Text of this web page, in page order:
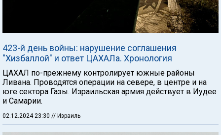
423-й день войны: нарушение соглашения
"Хизбаллой" и ответ ЦАХАЛа. Хронология
ЦАХАЛ по-прежнему контролирует южные районы
Ливана. Проводятся операции на севере, в центре и на
юге сектора Газы. Израильская армия действует в Иудее
и Самарии.
02.12.2024 23:30 // Израиль